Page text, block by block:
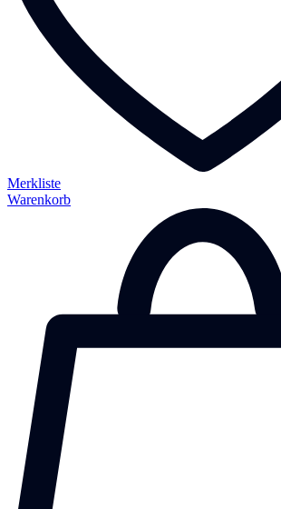
Merkliste
Warenkorb